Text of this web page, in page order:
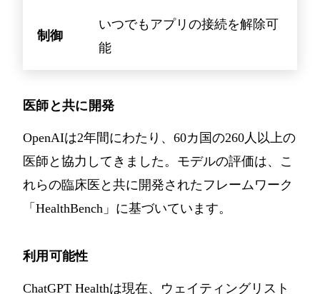
制御
いつでもアプリの接続を解除可
能
医師と共に開発
OpenAIは2年間にわたり、60カ国の260人以上の
医師と協力してきました。モデルの評価は、こ
れらの臨床医と共に開発されたフレームワーク
「HealthBench」に基づいています。
利用可能性
ChatGPT Healthは現在、ウェイティングリスト